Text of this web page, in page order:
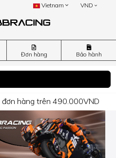
Vietnam VND
Đơn hàng Bảo hành
đơn hàng trên 490.000VND